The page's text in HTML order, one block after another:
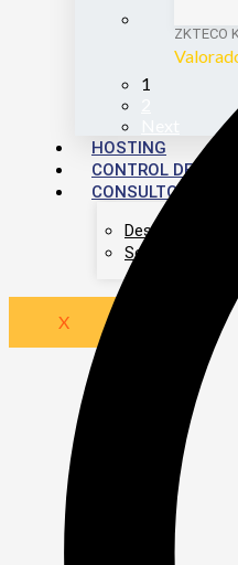
ZKTECO
1
HOSTING
CONTROL DE
CONSULTORÍA
Desarrollo Web
Servicios Web
X